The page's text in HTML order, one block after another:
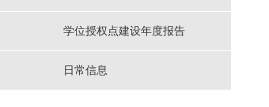
学位授权点建设年度报告
日常信息